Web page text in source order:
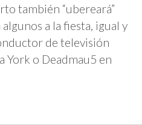
también “ubereará”
a la fiesta, igual y
de televisión
York o Deadmau5 en